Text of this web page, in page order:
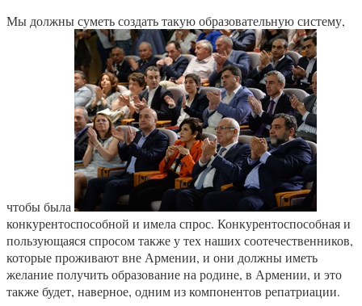
Мы должны суметь создать такую образовательную систему,
чтобы была
конкурентоспособной и имела спрос. Конкурентоспособная и
пользующаяся спросом также у тех наших соотечественников,
которые проживают вне Армении, и они должны иметь
желание получить образование на родине, в Армении, и это
также будет, наверное, одним из компонентов репатриации.